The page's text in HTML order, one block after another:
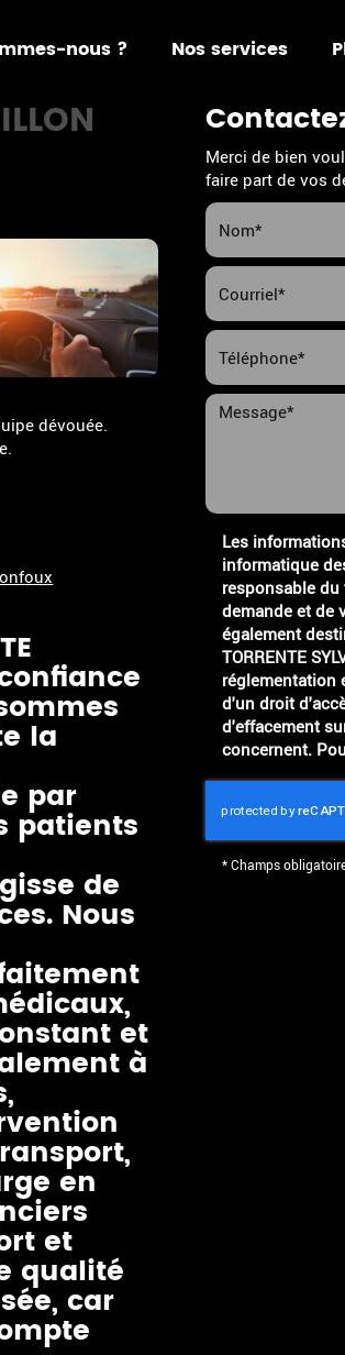
nous ? Nos services
dévouée.
la
par
patients
de
Nous
et
à
en
et
qualité
car
Merci de bien
faire part de vos
Les
informatique
responsable
demande et de
également
TORRENTE SYLVIANE. Conformément à la
réglementation
d'un droit
d'effacement
concernent.
*Champs